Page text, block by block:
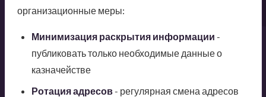
организационные меры:
Минимизация раскрытия информации -
публиковать только необходимые данные о
казначействе
Ротация адресов- регулярная смена адресов